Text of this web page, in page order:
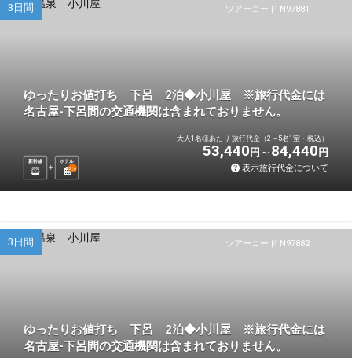
ツアーコード N97881
3日間
ゆったりお値打ち 下呂 2泊◆小川屋 ※旅行代金には
名古屋-下呂間の交通機関は含まれておりません。
新幹線
ホテル
2泊
大人1名様あたり 旅行代金（2～5名1室・税込）
53,440 円 84,440 円
表示旅行代金について
ツアーコード N97882
3日間
ゆったりお値打ち 下呂 2泊◆小川屋 ※旅行代金には
名古屋-下呂間の交通機関は含まれておりません。